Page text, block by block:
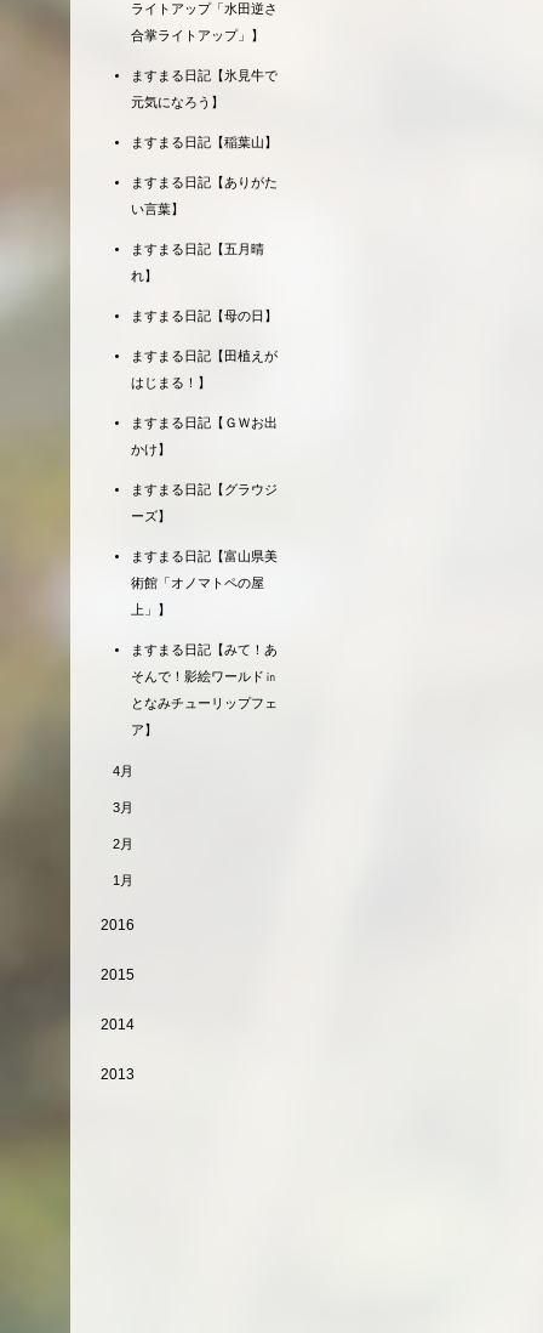
ライトアップ「水田逆さ
合掌ライトアップ」】
ますまる日記【氷見牛で
元気になろう】
ますまる日記【稲葉山】
ますまる日記【ありがた
い言葉】
ますまる日記【五月晴
れ】
ますまる日記【母の日】
ますまる日記【田植えが
はじまる！】
ますまる日記【ＧＷお出
かけ】
ますまる日記【グラウジ
ーズ】
ますまる日記【富山県美
術館「オノマトペの屋
上」】
ますまる日記【みて！あ
そんで！影絵ワールド㏌
となみチューリップフェ
ア】
4月
3月
2月
1月
2016
2015
2014
2013